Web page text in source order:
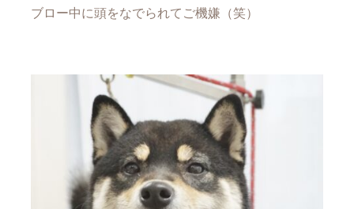
ブロー中に頭をなでられてご機嫌（笑）